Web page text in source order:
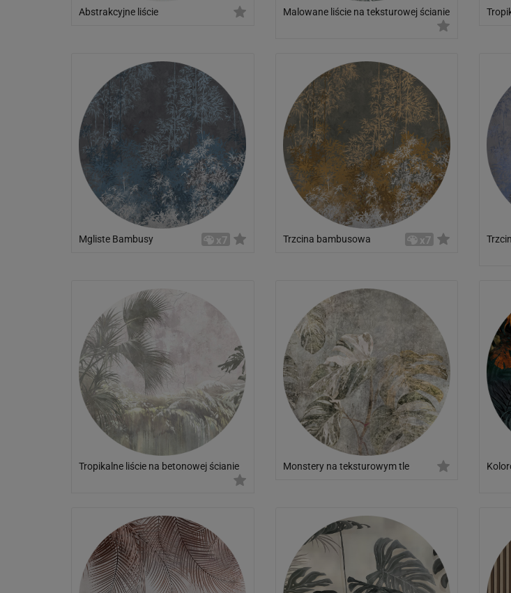
Abstrakcyjne liście Malowane liście na teksturowej ścianie
Mgliste Bambusy x7 Trzcina bambusowa x7
Tropikalne liście na betonowej ścianie Monstery na teksturowym tle